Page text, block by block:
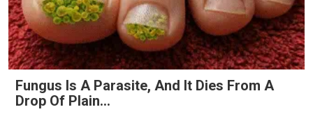
Fungus Is A Parasite, And It Dies From A
Drop Of Plain...